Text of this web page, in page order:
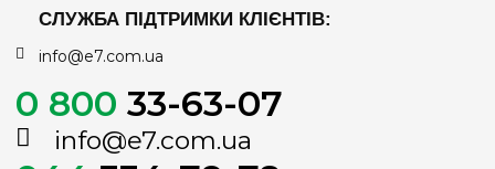
СЛУЖБА ПІДТРИМКИ КЛІЄНТІВ:
info@e7.com.ua
0 800 33-63-07
info@e7.com.ua